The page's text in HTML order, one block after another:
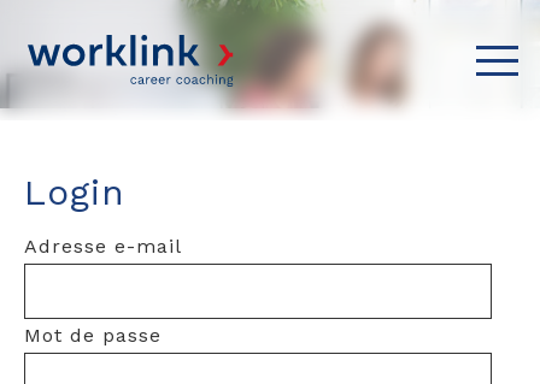
Login
Adresse e-mail
Mot de passe